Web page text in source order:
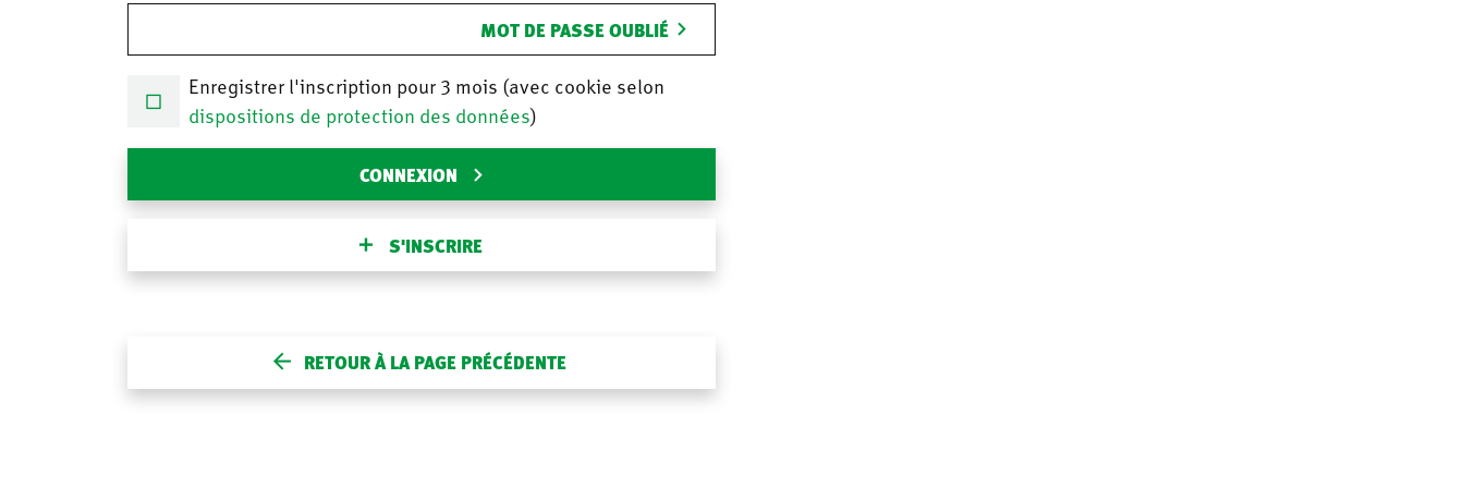
MOT DE PASSE OUBLIÉ
Enregistrer l'inscription pour 3 mois (avec cookie selon
dispositions de protection des données)
CONNEXION
S'INSCRIRE
RETOUR À LA PAGE PRÉCÉDENTE